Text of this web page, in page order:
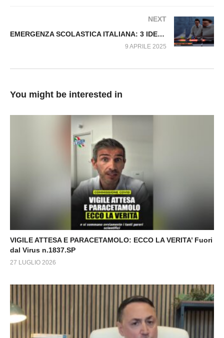
NEXT
EMERGENZA SCOLASTICA ITALIANA: 3 IDEE PER RISOLVERLA Fuori dal Virus n.1465.SP
9 APRILE 2025
You might be interested in
VIGILE ATTESA E PARACETAMOLO: ECCO LA VERITA’ Fuori
dal Virus n.1837.SP
27 LUGLIO 2026